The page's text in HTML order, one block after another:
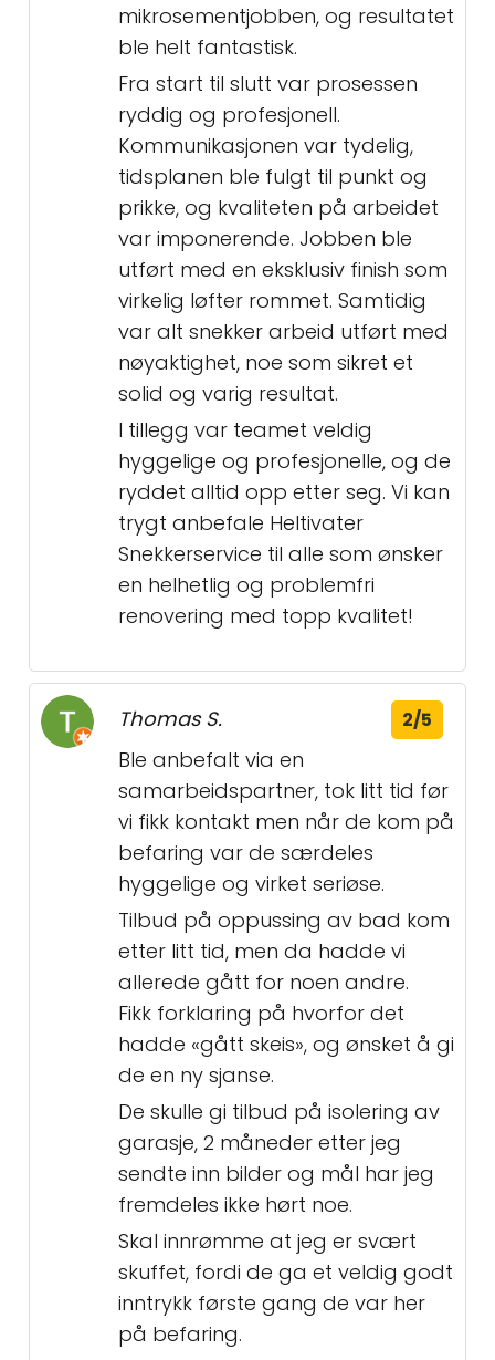
mikrosementjobben, og resultatet
ble helt fantastisk.
Fra start til slutt var prosessen
ryddig og profesjonell.
Kommunikasjonen var tydelig,
tidsplanen ble fulgt til punkt og
prikke, og kvaliteten på arbeidet
var imponerende. Jobben ble
utført med en eksklusiv finish som
virkelig løfter rommet. Samtidig
var alt snekker arbeid utført med
nøyaktighet, noe som sikret et
solid og varig resultat.
I tillegg var teamet veldig
hyggelige og profesjonelle, og de
ryddet alltid opp etter seg. Vi kan
trygt anbefale Heltivater
Snekkerservice til alle som ønsker
en helhetlig og problemfri
renovering med topp kvalitet!
Thomas S. 2/5
Ble anbefalt via en
samarbeidspartner, tok litt tid før
vi fikk kontakt men når de kom på
befaring var de særdeles
hyggelige og virket seriøse.
Tilbud på oppussing av bad kom
etter litt tid, men da hadde vi
allerede gått for noen andre.
Fikk forklaring på hvorfor det
hadde «gått skeis», og ønsket å gi
de en ny sjanse.
De skulle gi tilbud på isolering av
garasje, 2 måneder etter jeg
sendte inn bilder og mål har jeg
fremdeles ikke hørt noe.
Skal innrømme at jeg er svært
skuffet, fordi de ga et veldig godt
inntrykk første gang de var her
på befaring.